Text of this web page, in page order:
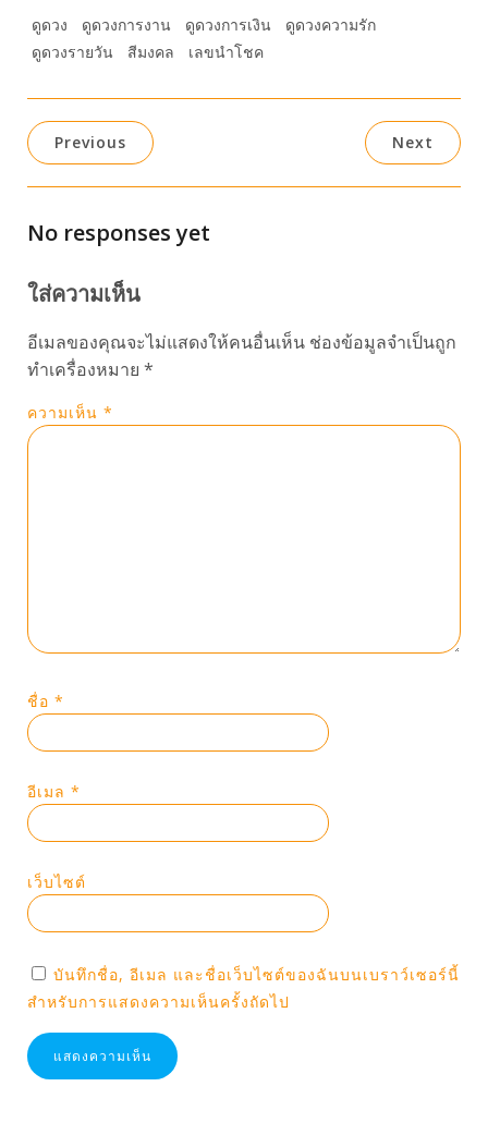
ดูดวง
ดูดวงการงาน ดูดวงการเงิน
ดูดวงความรัก
ดูดวงรายวัน
สีมงคล เลขนำโชค
Previous Next
No responses yet
ใส่ความเห็น
อีเมลของคุณจะไม่แสดงให้คนอื่นเห็น ช่องข้อมูลจำเป็นถูก
ทำเครื่องหมาย *
ความเห็น *
ชื่อ *
อีเมล *
เว็บไซต์
บันทึกชื่อ, อีเมล และชื่อเว็บไซต์ของฉันบนเบราว์เซอร์นี้
สำหรับการแสดงความเห็นครั้งถัดไป